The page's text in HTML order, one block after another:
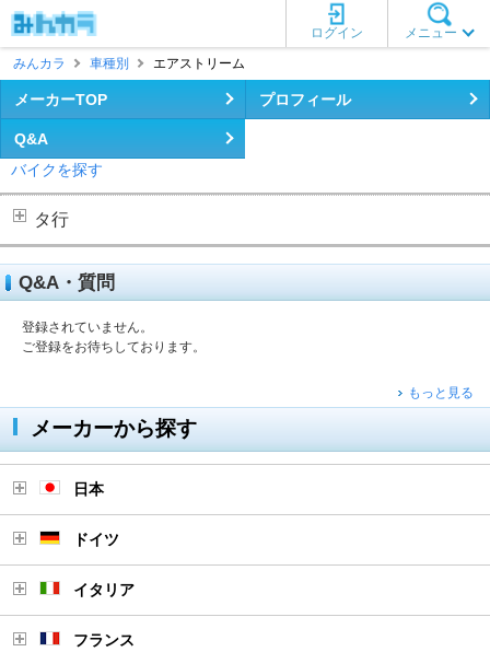
メニュー
ログイン
みんカラ
車種別 エアストリーム
メーカーTOP プロフィール
Q&A
バイクを探す
タ行
Q&A・質問
登録されていません。
ご登録をお待ちしております。
もっと見る
メーカーから探す
日本
ドイツ
イタリア
フランス